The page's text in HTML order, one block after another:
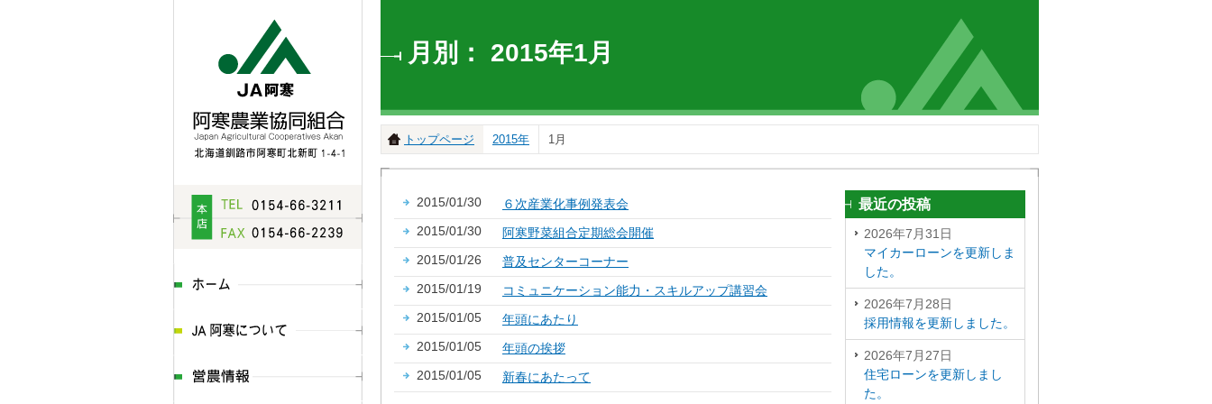
月別： 2015年1月
トップページ 2015年 1月
2015/01/30
６次産業化事例発表会
2015/01/30
阿寒野菜組合定期総会開催
2015/01/26
普及センターコーナー
2015/01/19
コミュニケーション能力・スキルアップ講習会
2015/01/05
年頭にあたり
2015/01/05
年頭の挨拶
2015/01/05
新春にあたって
最近の投稿
2026年7月31日
マイカーローンを更新しま
した。
2026年7月28日
採用情報を更新しました。
2026年7月27日
住宅ローンを更新しまし
た。